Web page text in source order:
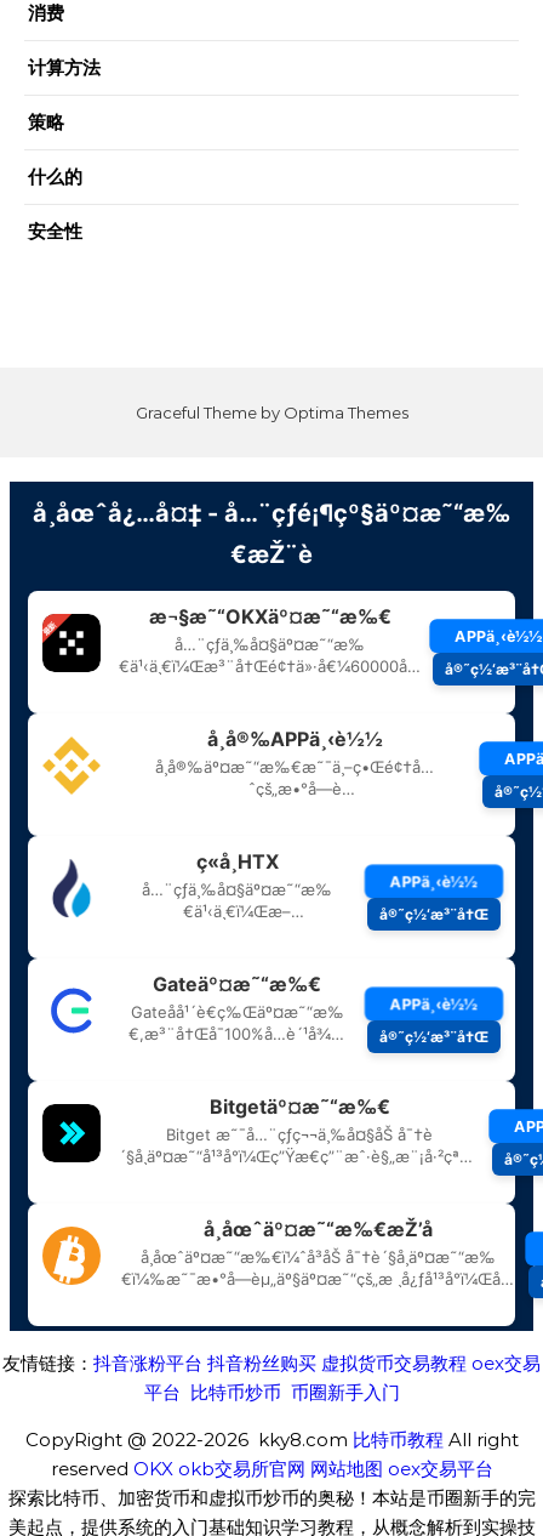
消费
计算方法
策略
什么的
安全性
Graceful Theme by Optima Themes
友情链接： 抖音涨粉平台 抖音粉丝购买 虚拟货币交易教程 oex交易
平台 比特币炒币 币圈新手入门
CopyRight @ 2022-2026 kky8.com 比特币教程 All right
reserved OKX okb交易所官网 网站地图 oex交易平台
探索比特币、加密货币和虚拟币炒币的奥秘！本站是币圈新手的完
美起点，提供系统的入门基础知识学习教程，从概念解析到实操技